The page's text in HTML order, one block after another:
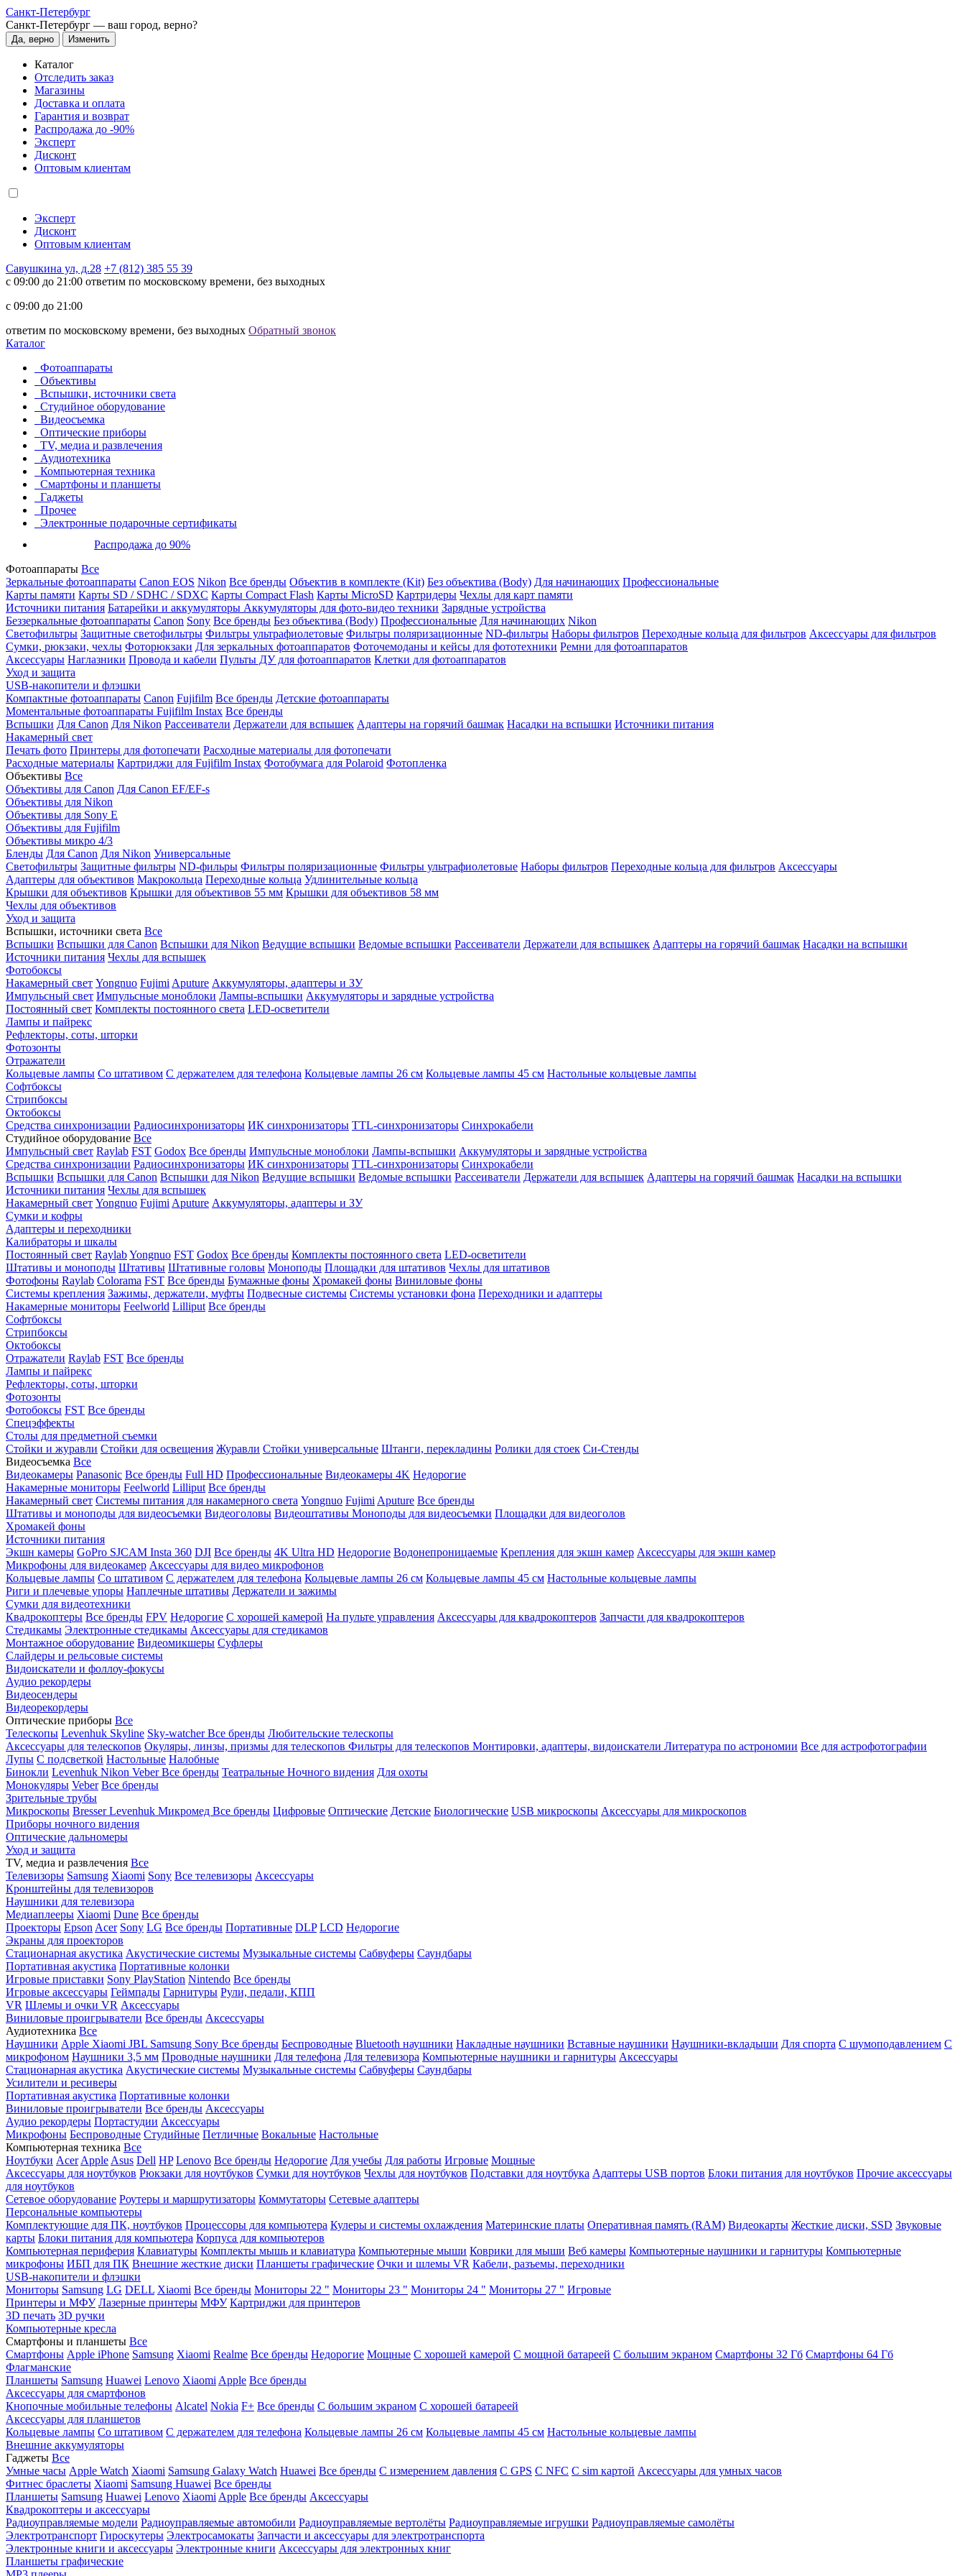
Санкт-Петербург
Санкт-Петербург — ваш город, верно?
Да, верно Изменить
Каталог
Отследить заказ
Магазины
Доставка и оплата
Гарантия и возврат
Распродажа до -90%
Эксперт
Дисконт
Оптовым клиентам
Эксперт
Дисконт
Оптовым клиентам
Савушкина ул, д.28 +7 (812) 385 55 39
c 09:00 до 21:00 ответим по московскому времени, без выходных
c 09:00 до 21:00
ответим по московскому времени, без выходных Обратный звонок
Каталог
Фотоаппараты
Объективы
Вспышки, источники света
Студийное оборудование
Видеосъемка
Оптические приборы
TV, медиа и развлечения
Аудиотехника
Компьютерная техника
Смартфоны и планшеты
Гаджеты
Прочее
Электронные подарочные сертификаты
Распродажа до 90%
Фотоаппараты Все
Зеркальные фотоаппараты Canon EOS Nikon Все бренды Объектив в комплекте (Kit) Без объектива (Body) Для начинающих Профессиональные
Карты памяти Карты SD / SDHC / SDXC Карты Compact Flash Карты MicroSD Картридеры Чехлы для карт памяти
Источники питания Батарейки и аккумуляторы Аккумуляторы для фото-видео техники Зарядные устройства
Беззеркальные фотоаппараты Canon Sony Все бренды Без объектива (Body) Профессиональные Для начинающих Nikon
Светофильтры Защитные светофильтры Фильтры ультрафиолетовые Фильтры поляризационные ND-фильтры Наборы фильтров Переходные кольца для фильтров Аксессуары для фильтров
Сумки, рюкзаки, чехлы Фоторюкзаки Для зеркальных фотоаппаратов Фоточемоданы и кейсы для фототехники Ремни для фотоаппаратов
Аксессуары Наглазники Провода и кабели Пульты ДУ для фотоаппаратов Клетки для фотоаппаратов
Уход и защита
USB-накопители и флэшки
Компактные фотоаппараты Canon Fujifilm Все бренды Детские фотоаппараты
Моментальные фотоаппараты Fujifilm Instax Все бренды
Вспышки Для Canon Для Nikon Рассеиватели Держатели для вспышек Адаптеры на горячий башмак Насадки на вспышки Источники питания
Накамерный свет
Печать фото Принтеры для фотопечати Расходные материалы для фотопечати
Расходные материалы Картриджи для Fujifilm Instax Фотобумага для Polaroid Фотопленка
Объективы Все
Объективы для Canon Для Canon EF/EF-s
Объективы для Nikon
Объективы для Sony E
Объективы для Fujifilm
Объективы микро 4/3
Бленды Для Canon Для Nikon Универсальные
Светофильтры Защитные фильтры ND-фильры Фильтры поляризационные Фильтры ультрафиолетовые Наборы фильтров Переходные кольца для фильтров Аксессуары
Адаптеры для объективов Макрокольца Переходные кольца Удлинительные кольца
Крышки для объективов Крышки для объективов 55 мм Крышки для объективов 58 мм
Чехлы для объективов
Уход и защита
Вспышки, источники света Все
Вспышки Вспышки для Canon Вспышки для Nikon Ведущие вспышки Ведомые вспышки Рассеиватели Держатели для вспышкек Адаптеры на горячий башмак Насадки на вспышки
Источники питания Чехлы для вспышек
Фотобоксы
Накамерный свет Yongnuo Fujimi Aputure Аккумуляторы, адаптеры и ЗУ
Импульсный свет Импульсные моноблоки Лампы-вспышки Аккумуляторы и зарядные устройства
Постоянный свет Комплекты постоянного света LED-осветители
Лампы и пайрекс
Рефлекторы, соты, шторки
Фотозонты
Отражатели
Кольцевые лампы Со штативом С держателем для телефона Кольцевые лампы 26 см Кольцевые лампы 45 см Настольные кольцевые лампы
Софтбоксы
Стрипбоксы
Октобоксы
Средства синхронизации Радиосинхронизаторы ИК синхронизаторы TTL-синхронизаторы Синхрокабели
Студийное оборудование Все
Импульсный свет Raylab FST Godox Все бренды Импульсные моноблоки Лампы-вспышки Аккумуляторы и зарядные устройства
Средства синхронизации Радиосинхронизаторы ИК синхронизаторы TTL-синхронизаторы Синхрокабели
Вспышки Вспышки для Canon Вспышки для Nikon Ведущие вспышки Ведомые вспышки Рассеиватели Держатели для вспышек Адаптеры на горячий башмак Насадки на вспышки
Источники питания Чехлы для вспышек
Накамерный свет Yongnuo Fujimi Aputure Аккумуляторы, адаптеры и ЗУ
Сумки и кофры
Адаптеры и переходники
Калибраторы и шкалы
Постоянный свет RaylabYongnuo FST Godox Все бренды Комплекты постоянного света LED-осветители
Штативы и моноподы Штативы Штативные головы Моноподы Площадки для штативов Чехлы для штативов
Фотофоны Raylab Colorama FST Все бренды Бумажные фоны Хромакей фоны Виниловые фоны
Системы крепления Зажимы, держатели, муфты Подвесные системы Системы установки фона Переходники и адаптеры
Накамерные мониторы Feelworld Lilliput Все бренды
Софтбоксы
Стрипбоксы
Октобоксы
Отражатели Raylab FST Все бренды
Лампы и пайрекс
Рефлекторы, соты, шторки
Фотозонты
Фотобоксы FST Все бренды
Спецэффекты
Столы для предметной съемки
Стойки и журавли Стойки для освещения Журавли Стойки универсальные Штанги, перекладины Ролики для стоек Си-Стенды
Видеосъемка Все
Видеокамеры Panasonic Все бренды Full HD Профессиональные Видеокамеры 4K Недорогие
Накамерные мониторы Feelworld Lilliput Все бренды
Накамерный свет Системы питания для накамерного света Yongnuo Fujimi Aputure Все бренды
Штативы и моноподы для видеосъемки Видеоголовы Видеоштативы Моноподы для видеосъемки Площадки для видеоголов
Хромакей фоны
Источники питания
Экшн камеры GoPro SJCAM Insta 360 DJI Все бренды 4K Ultra HD Недорогие Водонепроницаемые Крепления для экшн камер Аксессуары для экшн камер
Микрофоны для видеокамер Аксессуары для видео микрофонов
Кольцевые лампы Со штативом C держателем для телефона Кольцевые лампы 26 см Кольцевые лампы 45 см Настольные кольцевые лампы
Риги и плечевые упоры Наплечные штативы Держатели и зажимы
Сумки для видеотехники
Квадрокоптеры Все бренды FPV Недорогие С хорошей камерой На пульте управления Аксессуары для квадрокоптеров Запчасти для квадрокоптеров
Стедикамы Электронные стедикамы Аксессуары для стедикамов
Монтажное оборудование Видеомикшеры Суфлеры
Слайдеры и рельсовые системы
Видоискатели и фоллоу-фокусы
Аудио рекордеры
Видеосендеры
Видеорекордеры
Оптические приборы Все
Телескопы Levenhuk Skyline Sky-watcherВсе бренды Любительские телескопы
Аксессуары для телескопов Окуляры, линзы, призмы для телескопов Фильтры для телескопов Монтировки, адаптеры, видоискатели Литература по астрономии Все для астрофотографии
Лупы С подсветкой Настольные Налобные
Бинокли Levenhuk Nikon VeberВсе бренды Театральные Ночного видения Для охоты
Монокуляры Veber Все бренды
Зрительные трубы
Микроскопы BresserLevenhuk Микромед Все бренды Цифровые Оптические Детские Биологические USB микроскопы Аксессуары для микроскопов
Приборы ночного видения
Оптические дальномеры
Уход и защита
TV, медиа и развлечения Все
Телевизоры Samsung Xiaomi Sony Все телевизоры Аксессуары
Кронштейны для телевизоров
Наушники для телевизора
Медиаплееры Xiaomi Dune Все бренды
Проекторы Epson Acer Sony LG Все бренды Портативные DLP LCD Недорогие
Экраны для проекторов
Стационарная акустика Акустические системы Музыкальные системы Сабвуферы Саундбары
Портативная акустика Портативные колонки
Игровые приставки Sony PlayStation Nintendo Все бренды
Игровые аксессуары Геймпады Гарнитуры Рули, педали, КПП
VR Шлемы и очки VR Аксессуары
Виниловые проигрыватели Все бренды Аксессуары
Аудиотехника Все
Наушники Apple Xiaomi JBL Samsung Sony Все бренды Беспроводные Bluetooth наушники Накладные наушники Вставные наушники Наушники-вкладыши Для спорта С шумоподавлением С
микрофоном Наушники 3,5 мм Проводные наушники Для телефона Для телевизора Компьютерные наушники и гарнитуры Аксессуары
Стационарная акустика Акустические системы Музыкальные системы Сабвуферы Саундбары
Усилители и ресиверы
Портативная акустика Портативные колонки
Виниловые проигрыватели Все бренды Аксессуары
Аудио рекордеры Портастудии Аксессуары
Микрофоны Беспроводные Студийные Петличные Вокальные Настольные
Компьютерная техника Все
Ноутбуки Acer Apple Asus Dell HP Lenovo Все бренды Недорогие Для учебы Для работы Игровые Мощные
Аксессуары для ноутбуков Рюкзаки для ноутбуков Сумки для ноутбуков Чехлы для ноутбуков Подставки для ноутбука Адаптеры USB портов Блоки питания для ноутбуков Прочие аксессуары
для ноутбуков
Сетевое оборудование Роутеры и маршрутизаторы Коммутаторы Сетевые адаптеры
Персональные компьютеры
Комплектующие для ПК, ноутбуков Процессоры для компьютера Кулеры и системы охлаждения Материнские платы Оперативная память (RAM) Видеокарты Жесткие диски, SSD Звуковые
карты Блоки питания для компьютера Корпуса для компьютеров
Компьютерная периферия Клавиатуры Комплекты мышь и клавиатура Компьютерные мыши Коврики для мыши Веб камеры Компьютерные наушники и гарнитуры Компьютерные
микрофоны ИБП для ПК Внешние жесткие диски Планшеты графические Очки и шлемы VR Кабели, разъемы, переходники
USB-накопители и флэшки
Мониторы Samsung LG DELL Xiaomi Все бренды Мониторы 22 " Мониторы 23 " Мониторы 24 " Мониторы 27 " Игровые
Принтеры и МФУ Лазерные принтеры МФУ Картриджи для принтеров
3D печать 3D ручки
Компьютерные кресла
Смартфоны и планшеты Все
Смартфоны Apple iPhone Samsung Xiaomi Realme Все бренды Недорогие Мощные С хорошей камерой С мощной батареей С большим экраном Смартфоны 32 Гб Смартфоны 64 Гб
Флагманские
Планшеты Samsung Huawei Lenovo Xiaomi Apple Все бренды
Аксессуары для смартфонов
Кнопочные мобильные телефоны Alcatel Nokia F+ Все бренды С большим экраном С хорошей батареей
Аксессуары для планшетов
Кольцевые лампы Со штативом C держателем для телефона Кольцевые лампы 26 см Кольцевые лампы 45 см Настольные кольцевые лампы
Внешние аккумуляторы
Гаджеты Все
Умные часы Apple Watch Xiaomi Samsung Galaxy Watch Huawei Все бренды C измерением давления C GPS C NFC C sim картой Аксессуары для умных часов
Фитнес браслеты Xiaomi Samsung Huawei Все бренды
Планшеты Samsung Huawei Lenovo Xiaomi Apple Все бренды Аксессуары
Квадрокоптеры и аксессуары
Радиоуправляемые модели Радиоуправляемые автомобили Радиоуправляемые вертолёты Радиоуправляемые игрушки Радиоуправляемые самолёты
Электротранспорт Гироскутеры Электросамокаты Запчасти и аксессуары для электротранспорта
Электронные книги и аксессуары Электронные книги Аксессуары для электронных книг
Планшеты графические